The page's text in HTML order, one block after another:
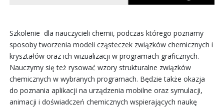
Szkolenie dla nauczycieli chemii, podczas którego poznamy
sposoby tworzenia modeli cząsteczek związków chemicznych i
kryształów oraz ich wizualizacji w programach graficznych.
Nauczymy się też rysować wzory strukturalne związków
chemicznych w wybranych programach. Będzie także okazja
do poznania aplikacji na urządzenia mobilne oraz symulacji,
animacji i doświadczeń chemicznych wspierających naukę